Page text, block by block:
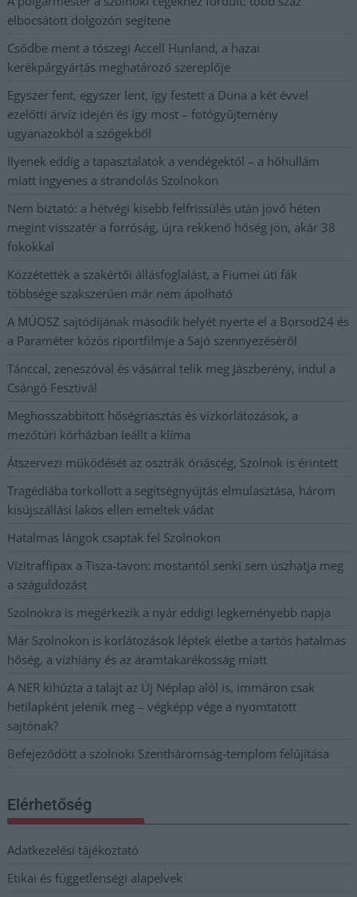
elbocsátott dolgozón segítene
Csődbe ment a tószegi Accell Hunland, a hazai
kerékpárgyártás meghatározó szereplője
Egyszer fent, egyszer lent, így festett a Duna a két évvel
ezelőtti árvíz idején és így most – fotógyűjtemény
ugyanazokból a szögekből
Ilyenek eddig a tapasztalatok a vendégektől – a hőhullám
miatt ingyenes a strandolás Szolnokon
Nem biztató: a hétvégi kisebb felfrissülés után jövő héten
megint visszatér a forróság, újra rekkenő hőség jön, akár 38
fokokkal
Közzétették a szakértői állásfoglalást, a Fiumei úti fák
többsége szakszerűen már nem ápolható
A MÚOSZ sajtódíjának második helyét nyerte el a Borsod24 és
a Paraméter közös riportfilmje a Sajó szennyezéséről
Tánccal, zeneszóval és vásárral telik meg Jászberény, indul a
Csángó Fesztivál
Meghosszabbított hőségriasztás és vízkorlátozások, a
mezőtúri kórházban leállt a klíma
Átszervezi működését az osztrák óriáscég, Szolnok is érintett
Tragédiába torkollott a segítségnyújtás elmulasztása, három
kisújszállási lakos ellen emeltek vádat
Hatalmas lángok csaptak fel Szolnokon
Vízitraffipax a Tisza-tavon: mostantól senki sem úszhatja meg
a száguldozást
Szolnokra is megérkezik a nyár eddigi legkeményebb napja
Már Szolnokon is korlátozások léptek életbe a tartós hatalmas
hőség, a vízhiány és az áramtakarékosság miatt
A NER kihúzta a talajt az Új Néplap alól is, immáron csak
hetilapként jelenik meg – végképp vége a nyomtatott
sajtónak?
Befejeződött a szolnoki Szentháromság-templom felújítása
Elérhetőség
Adatkezelési tájékoztató
Etikai és függetlenségi alapelvek